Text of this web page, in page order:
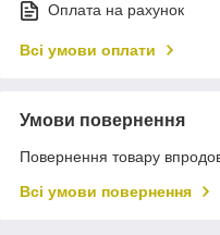
Оплата на рахунок
Всі умови оплати
Умови повернення
Повернення товару
Всі умови повернення